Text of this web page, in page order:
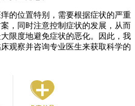
的位置特别，需要根据症状的严重
，同时注意控制症状的发展，从而
限度地避免症状的恶化。因此，我
观察并咨询专业医生来获取科学的